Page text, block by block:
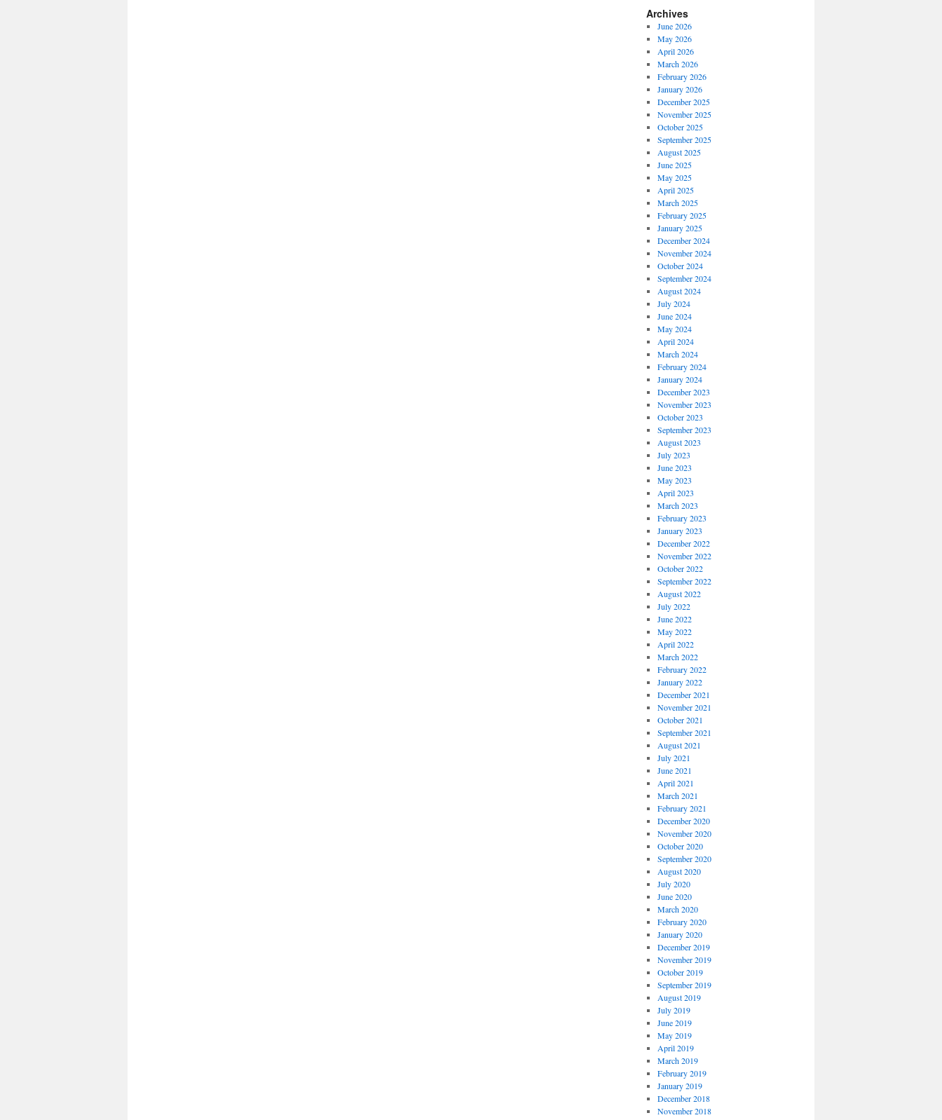
Archives
June 2026
May 2026
April 2026
March 2026
February 2026
January 2026
December 2025
November 2025
October 2025
September 2025
August 2025
June 2025
May 2025
April 2025
March 2025
February 2025
January 2025
December 2024
November 2024
October 2024
September 2024
August 2024
July 2024
June 2024
May 2024
April 2024
March 2024
February 2024
January 2024
December 2023
November 2023
October 2023
September 2023
August 2023
July 2023
June 2023
May 2023
April 2023
March 2023
February 2023
January 2023
December 2022
November 2022
October 2022
September 2022
August 2022
July 2022
June 2022
May 2022
April 2022
March 2022
February 2022
January 2022
December 2021
November 2021
October 2021
September 2021
August 2021
July 2021
June 2021
April 2021
March 2021
February 2021
December 2020
November 2020
October 2020
September 2020
August 2020
July 2020
June 2020
March 2020
February 2020
January 2020
December 2019
November 2019
October 2019
September 2019
August 2019
July 2019
June 2019
May 2019
April 2019
March 2019
February 2019
January 2019
December 2018
November 2018